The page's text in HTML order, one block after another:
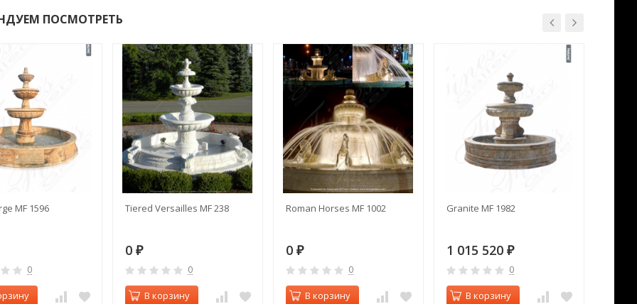
ПОСМОТРЕТЬ
MF 1596
0
Tiered Versailles MF 238
0 ₽
0
В корзину
Roman Horses MF 1002
0 ₽
0
В корзину
Granite MF 1982
1 015 520 ₽
0
В корзину